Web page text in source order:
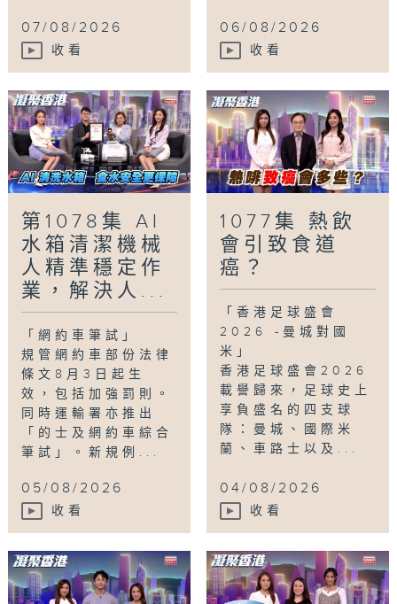
07/08/2026
收看
06/08/2026
收看
第1078集 AI
水箱清潔機械
人精準穩定作
業，解決人...
「網約車筆試」
規管網約車部份法律
條文8月3日起生
效，包括加強罰則。
同時運輸署亦推出
「的士及網約車綜合
筆試」。新規例...
05/08/2026
收看
1077集 熱飲
會引致食道
癌？
「香港足球盛會
2026 -曼城對國
米」
香港足球盛會2026
載譽歸來，足球史上
享負盛名的四支球
隊：曼城、國際米
蘭、車路士以及...
04/08/2026
收看